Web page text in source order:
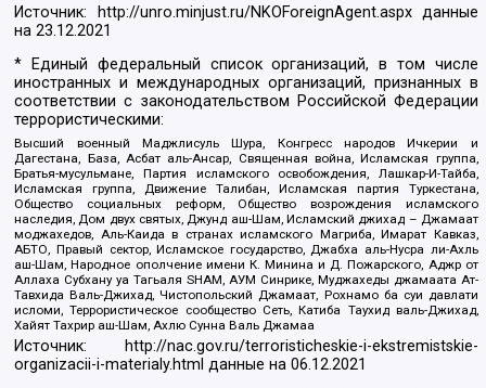
Источник: http://unro.minjust.ru/NKOForeignAgent.aspxданные
на23.12.2021
* Единый федеральный список организаций, в том числе
иностранных и международных организаций, признанных в
соответствии с законодательством Российской Федерации
террористическими:
Высший военный Маджлисуль Шура, Конгресс народов Ичкерии и
Дагестана, База, Асбат аль-Ансар, Священная война, Исламская группа,
Братья-мусульмане, Партия исламского освобождения, Лашкар-И-Тайба,
Исламская группа, Движение Талибан, Исламская партия Туркестана,
Общество социальных реформ, Общество возрождения исламского
наследия, Дом двух святых, Джунд аш-Шам, Исламский джихад – Джамаат
моджахедов, Аль-Каида в странах исламского Магриба, Имарат Кавказ,
АБТО, Правый сектор, Исламское государство, Джабха аль-Нусра ли-Ахль
аш-Шам, Народное ополчение имени К. Минина и Д. Пожарского, Аджр от
Аллаха Субхану уа Тагьаля SHAM, АУМ Синрике, Муджахеды джамаата Ат-
Тавхида Валь-Джихад, Чистопольский Джамаат, Рохнамо ба суи давлати
исломи, Террористическое сообщество Сеть, Катиба Таухид валь-Джихад,
Хайят Тахрир аш-Шам, Ахлю Сунна Валь Джамаа
Источник:
http://nac.gov.ru/terroristicheskie-i-ekstremistskie-
organizacii-i-materialy.html данные на06.12.2021